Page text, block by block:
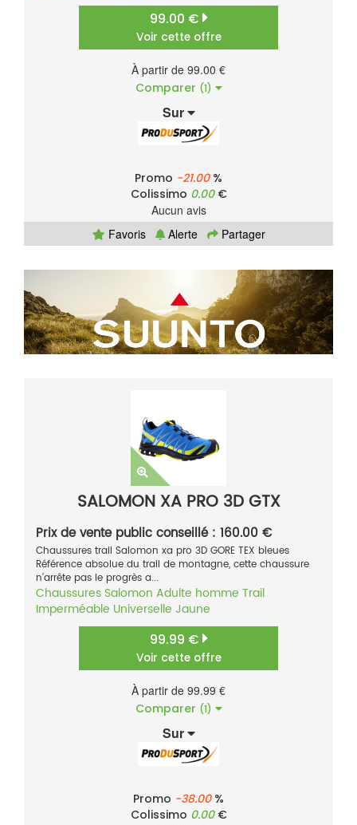
99.00 €
Voir cette offre
À partir de 99.00 €
Comparer (1)
Sur
Promo -21.00%
Colissimo 0.00€
Aucun avis
Favoris
Alerte Partager
SALOMON XA PRO 3D GTX
Prix de vente public conseillé : 160.00 €
Chaussures trail Salomon xa pro 3D GORE TEX bleues
Référence absolue du trail de montagne, cette chaussure
n’arrête pas le progrès a...
Chaussures Salomon Adulte homme Trail
Imperméable Universelle Jaune
99.99 €
Voir cette offre
À partir de 99.99 €
Comparer (1)
Sur
Promo -38.00%
Colissimo 0.00€